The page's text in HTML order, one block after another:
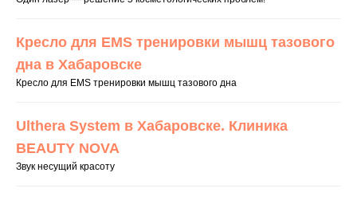
Кресло для EMS тренировки мышц тазового
дна в Хабаровске
Кресло для EMS тренировки мышц тазового дна
Ulthera System в Хабаровске. Клиника
BEAUTY NOVA
Звук несущий красоту